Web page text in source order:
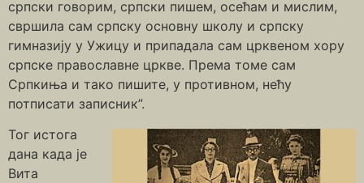
српски говорим, српски пишем, осећам и мислим,
свршила сам српску основну школу и српску
гимназију у Ужицу и припадала сам црквеном хору
српске православне цркве. Према томе сам
Српкиња и тако пишите, у противном, нећу
потписати записник”.
Тог истога
дана када је
Вита